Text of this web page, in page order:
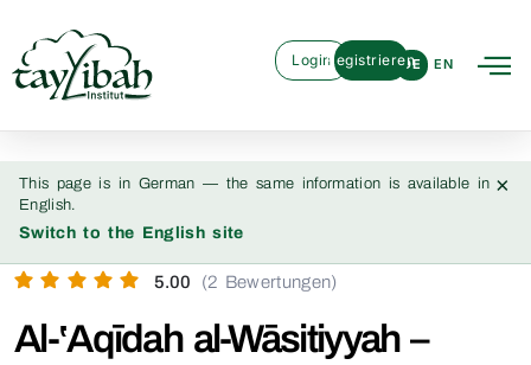
DE EN
LoginRegistrieren
This page is in German — the same information is available in
English.
Switch to the English site
×
5.00 (2 Bewertungen)
Al-ʽAqīdah al-Wāsitiyyah –